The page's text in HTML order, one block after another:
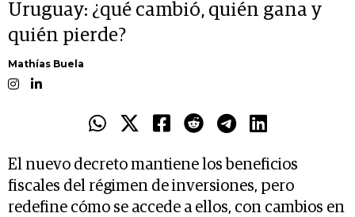
Uruguay: ¿qué cambió, quién gana y
quién pierde?
Mathías Buela
El nuevo decreto mantiene los beneficios
fiscales del régimen de inversiones, pero
redefine cómo se accede a ellos, con cambios en